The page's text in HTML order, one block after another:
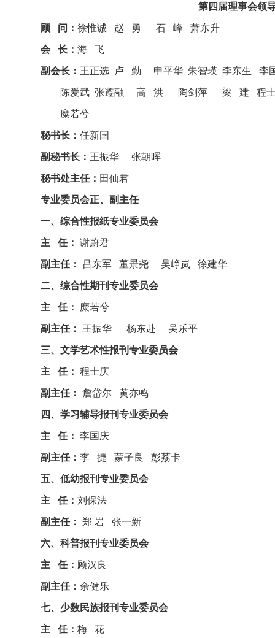
第四届理事会领
顾 问：徐惟诚 赵 勇 石 峰 萧东升
会 长：海 飞
副会长： 王正选 卢 勤 申平华 朱智瑛 李东生 李
陈爱武 张遵融 高 洪 陶剑萍 梁 建 程
糜若兮
秘书长：任新国
副秘书长： 王振华 张朝晖
秘书处主任： 田仙君
专业委员会正、副主任
一、综合性报纸专业委员会
主 任： 谢蔚君
副主任： 吕东军 董景尧 吴峥岚 徐建华
二、综合性期刊专业委员会
主 任： 糜若兮
副主任： 王振华 杨东赴 吴乐平
三、文学艺术性报刊专业委员会
主 任： 程士庆
副主任： 詹岱尔 黄亦鸣
四、学习辅导报刊专业委员会
主 任：李国庆
副主任：李 捷 蒙子良 彭荔卡
五、低幼报刊专业委员会
主 任：刘保法
副主任： 郑 岩 张一新
六、科普报刊专业委员会
主 任： 顾汉良
副主任：余健乐
七、少数民族报刊专业委员会
主 任：梅 花